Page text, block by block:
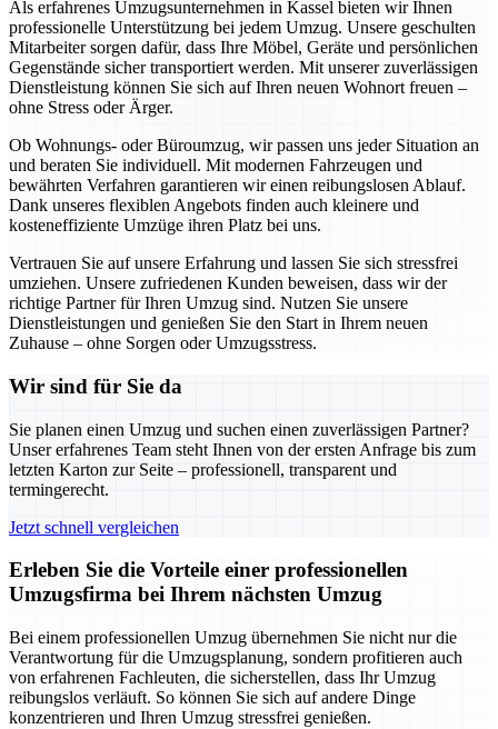
Als erfahrenes Umzugsunternehmen in Kassel bieten wir Ihnen
professionelle Unterstützung bei jedem Umzug. Unsere geschulten
Mitarbeiter sorgen dafür, dass Ihre Möbel, Geräte und persönlichen
Gegenstände sicher transportiert werden. Mit unserer zuverlässigen
Dienstleistung können Sie sich auf Ihren neuen Wohnort freuen –
ohne Stress oder Ärger.
Ob Wohnungs- oder Büroumzug, wir passen uns jeder Situation an
und beraten Sie individuell. Mit modernen Fahrzeugen und
bewährten Verfahren garantieren wir einen reibungslosen Ablauf.
Dank unseres flexiblen Angebots finden auch kleinere und
kosteneffiziente Umzüge ihren Platz bei uns.
Vertrauen Sie auf unsere Erfahrung und lassen Sie sich stressfrei
umziehen. Unsere zufriedenen Kunden beweisen, dass wir der
richtige Partner für Ihren Umzug sind. Nutzen Sie unsere
Dienstleistungen und genießen Sie den Start in Ihrem neuen
Zuhause – ohne Sorgen oder Umzugsstress.
Wir sind für Sie da
Sie planen einen Umzug und suchen einen zuverlässigen Partner?
Unser erfahrenes Team steht Ihnen von der ersten Anfrage bis zum
letzten Karton zur Seite – professionell, transparent und
termingerecht.
Jetzt schnell vergleichen
Erleben Sie die Vorteile einer professionellen
Umzugsfirma bei Ihrem nächsten Umzug
Bei einem professionellen Umzug übernehmen Sie nicht nur die
Verantwortung für die Umzugsplanung, sondern profitieren auch
von erfahrenen Fachleuten, die sicherstellen, dass Ihr Umzug
reibungslos verläuft. So können Sie sich auf andere Dinge
konzentrieren und Ihren Umzug stressfrei genießen.